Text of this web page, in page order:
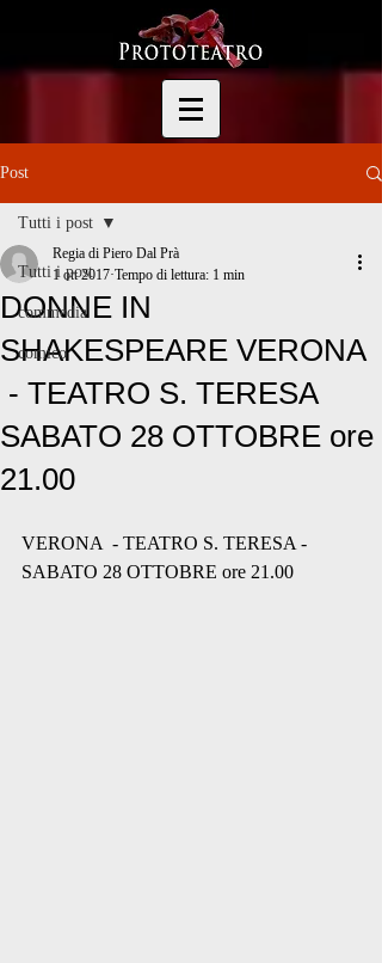
Post
Tutti i post
commedia
comico
Tutti i post
DONNE IN
SHAKESPEARE VERONA
- TEATRO S. TERESA
SABATO 28 OTTOBRE ore
21.00
Regia di Piero Dal Prà
1 ott 2017 Tempo di lettura: 1 min
VERONA  - TEATRO S. TERESA -
SABATO 28 OTTOBRE ore 21.00